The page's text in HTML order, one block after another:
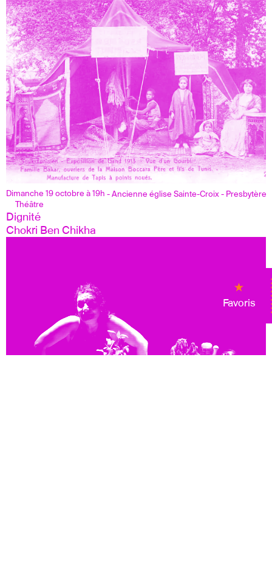
Favoris
Dimanche 19 octobre à 19h - Ancienne église Sainte-Croix - Presbytère
Théâtre
Dignité
Chokri Ben Chikha